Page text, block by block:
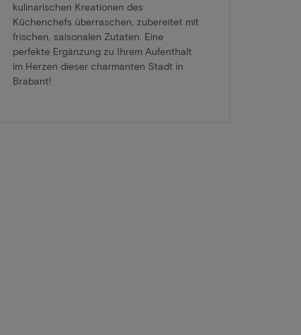
kulinarischen Kreationen des
Küchenchefs überraschen, zubereitet mit
frischen, saisonalen Zutaten. Eine
perfekte Ergänzung zu Ihrem Aufenthalt
im Herzen dieser charmanten Stadt in
Brabant!